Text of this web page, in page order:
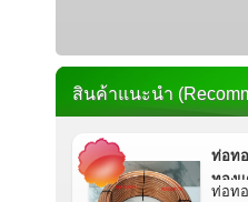
สินค้าแนะนำ
ท่อท
ทอง
ท่อท